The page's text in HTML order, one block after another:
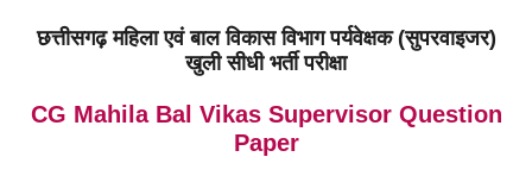
छत्तीसगढ़ महिला एवं बाल विकास विभाग पर्यवेक्षक (सुपरवाइजर)
खुली सीधी भर्ती परीक्षा
CG Mahila Bal Vikas Supervisor Question
Paper